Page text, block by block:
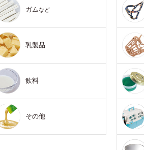
ガムなど
乳製品
飲料
その他